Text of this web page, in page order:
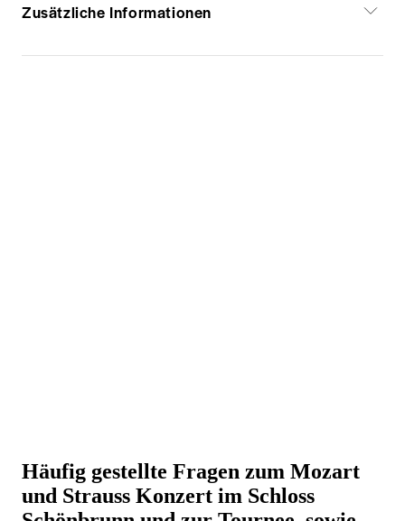
Zusätzliche Informationen
Häufig gestellte Fragen zum Mozart
und Strauss Konzert im Schloss